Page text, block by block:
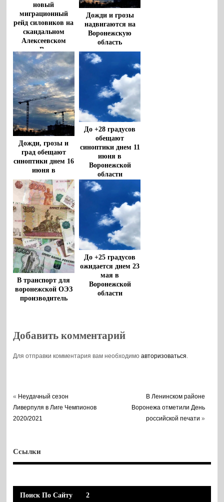
новый
миграционный
рейд силовиков на
скандальном
Алексеевском
рынке Воронежа
Дожди и грозы
надвигаются на
Воронежскую
область
Дожди, грозы и
град обещают
синоптики днем 16
июня в
Воронежской
области
До +28 градусов
обещают
синоптики днем 11
июня в
Воронежской
области
В транспорт для
воронежской ОЭЗ
производитель
До +25 градусов
ожидается днем 23
мая в
Воронежской
области
Добавить комментарий
Для отправки комментария вам необходимоавторизоваться.
« Неудачный сезон
Ливерпуля в Лиге Чемпионов
2020/2021
В Ленинском районе
Воронежа отметили День
российской печати »
Ссылки
Поиск По Сайту 2